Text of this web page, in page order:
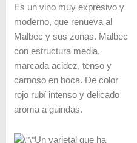
Es un vino muy expresivo y
moderno, que renueva al
Malbec y sus zonas. Malbec
con estructura media,
marcada acidez, tenso y
carnoso en boca. De color
rojo rubí intenso y delicado
aroma a guindas.
Un varietal que ha